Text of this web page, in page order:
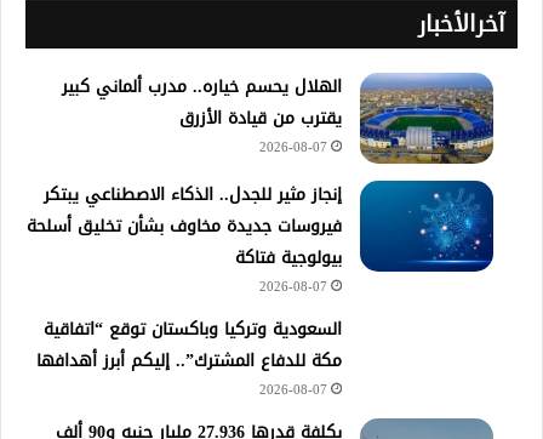
آخرالأخبار
الهلال يحسم خياره.. مدرب ألماني كبير
يقترب من قيادة الأزرق
2026-08-07
إنجاز مثير للجدل.. الذكاء الاصطناعي يبتكر
فيروسات جديدة مخاوف بشأن تخليق أسلحة
بيولوجية فتاكة
2026-08-07
السعودية وتركيا وباكستان توقع “اتفاقية
مكة للدفاع المشترك”.. إليكم أبرز أهدافها
2026-08-07
​بكلفة قدرها 27.936 مليار جنيه و90 ألف